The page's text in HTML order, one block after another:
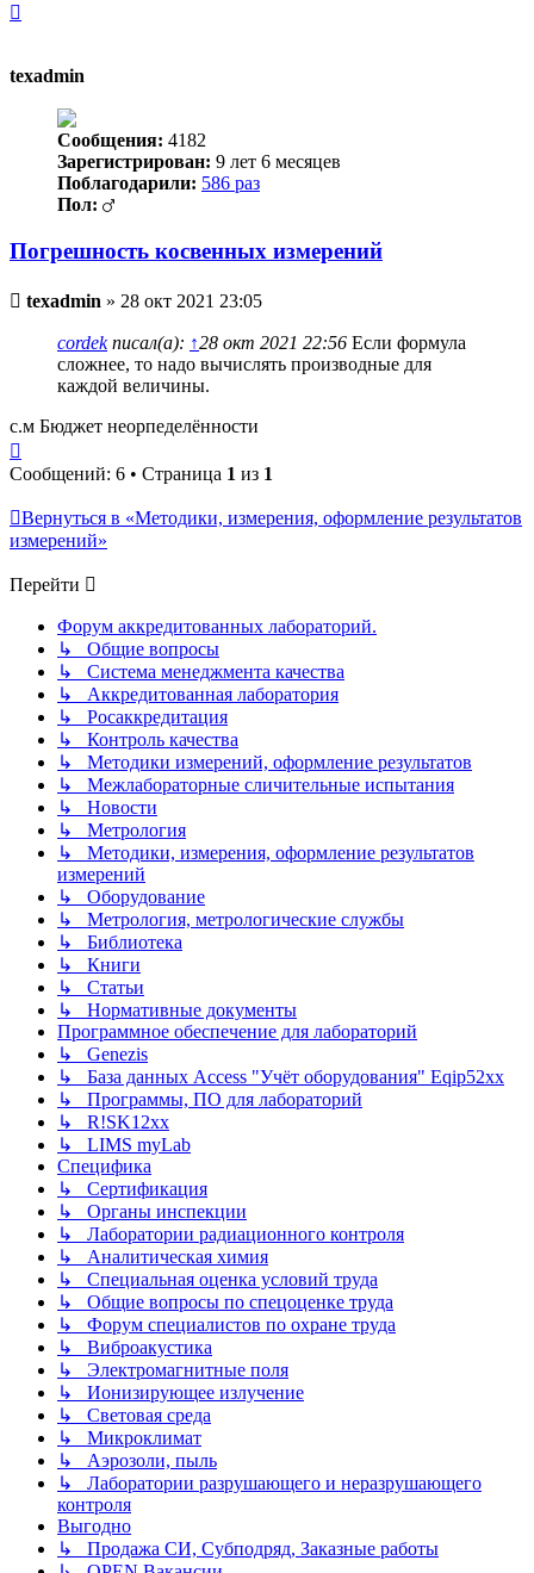
texadmin
Сообщения: 4182
Зарегистрирован: 9 лет 6 месяцев
Поблагодарили: 586 раз
Пол:
Погрешность косвенных измерений
Непрочитанное
texadmin » 28 окт 2021 23:05
cordekписал(а): ↑28 окт 2021 22:56 Если формула
сложнее, то надо вычислять производные для
каждой величины.
с.м Бюджет неорпеделённости
к
началу
Сообщений: 6 • Страница 1 из 1
Вернуться в «Методики, измерения, оформление результатов
измерений»
Перейти
Форум аккредитованных лабораторий.
↳ Общие вопросы
↳ Система менеджмента качества
↳ Аккредитованная лаборатория
↳ Росаккредитация
↳ Контроль качества
↳ Методики измерений, оформление результатов
↳ Межлабораторные сличительные испытания
↳ Новости
↳ Метрология
↳ Методики, измерения, оформление результатов
измерений
↳ Оборудование
↳ Метрология, метрологические службы
↳ Библиотека
↳ Книги
↳ Статьи
↳ Нормативные документы
Программное обеспечение для лабораторий
↳ Genezis
↳ База данных Access "Учёт оборудования" Eqip52xx
↳ Программы, ПО для лабораторий
↳ R!SK12xx
↳ LIMS myLab
Специфика
↳ Сертификация
↳ Органы инспекции
↳ Лаборатории радиационного контроля
↳ Аналитическая химия
↳ Специальная оценка условий труда
↳ Общие вопросы по спецоценке труда
↳ Форум специалистов по охране труда
↳ Виброакустика
↳ Электромагнитные поля
↳ Ионизирующее излучение
↳ Световая среда
↳ Микроклимат
↳ Аэрозоли, пыль
↳ Лаборатории разрушающего и неразрушающего
контроля
Выгодно
↳ Продажа СИ, Субподряд, Заказные работы